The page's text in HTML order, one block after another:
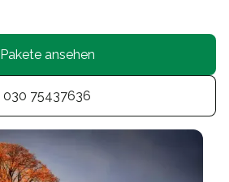
Pakete ansehen
030 75437636